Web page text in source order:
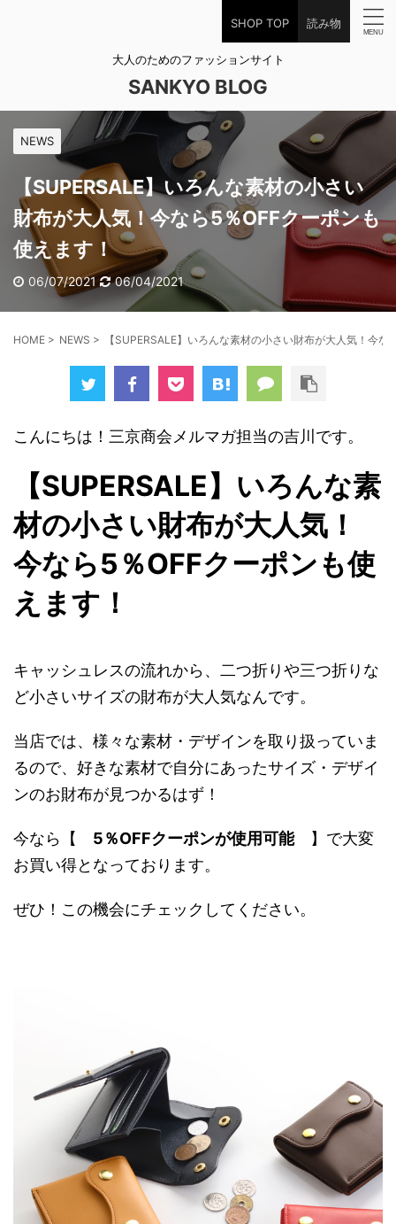
SHOP TOP 読み物
大人のためのファッションサイト
SANKYO BLOG
NEWS
【SUPERSALE】いろんな素材の小さい
財布が大人気！今なら5％OFFクーポンも
使えます！
06/07/2021 06/04/2021
HOME > NEWS > 【SUPERSALE】いろんな素材の小さい財布が大人気！今
こんにちは！三京商会メルマガ担当の吉川です。
【SUPERSALE】いろんな素
材の小さい財布が大人気！
今なら5％OFFクーポンも使
えます！
キャッシュレスの流れから、二つ折りや三つ折りな
ど小さいサイズの財布が大人気なんです。
当店では、様々な素材・デザインを取り扱っていま
るので、好きな素材で自分にあったサイズ・デザイ
ンのお財布が見つかるはず！
今なら【 5％OFFクーポンが使用可能】で大変
お買い得となっております。
ぜひ！この機会にチェックしてください。